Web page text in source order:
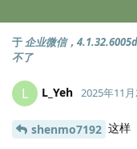
于 企业微信，
不了
L L_Yeh 2025年11月
shenmo7192 这样